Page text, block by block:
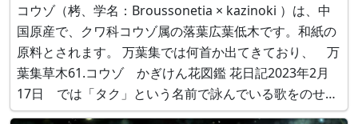
コウゾ（栲、学名：Broussonetia × kazinoki ）は、中
国原産で、クワ科コウゾ属の落葉広葉低木です。和紙の
原料とされます。 万葉集では何首か出てきており、 万
葉集草木61.コウゾ かぎけん花図鑑 花日記2023年2月
17日 では「タク」という名前で詠んでいる歌をのせま
した。 ここ（「万葉集草木106.コウゾ2」）では、「タ